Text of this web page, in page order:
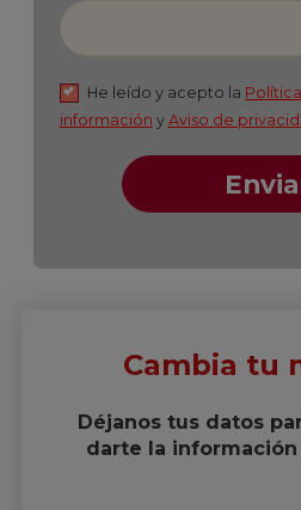
Cambia tu
Déjanos tus datos
darte la